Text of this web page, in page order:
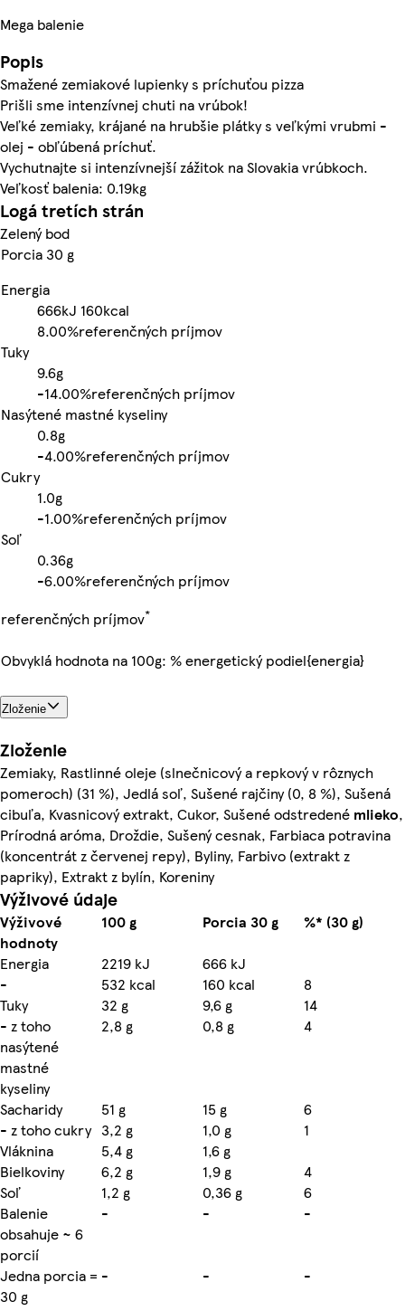
Mega balenie
Popis
Smažené zemiakové lupienky s príchuťou pizza
Prišli sme intenzívnej chuti na vrúbok!
Veľké zemiaky, krájané na hrubšie plátky s veľkými vrubmi -
olej - obľúbená príchuť.
Vychutnajte si intenzívnejší zážitok na Slovakia vrúbkoch.
Veľkosť balenia: 0.19kg
Logá tretích strán
Zelený bod
Porcia 30 g
Energia
666kJ 160kcal
8.00%referenčných príjmov
Tuky
9.6g
-14.00%referenčných príjmov
Nasýtené mastné kyseliny
0.8g
-4.00%referenčných príjmov
Cukry
1.0g
-1.00%referenčných príjmov
Soľ
0.36g
-6.00%referenčných príjmov
referenčných príjmov*
Obvyklá hodnota na 100g: % energetický podiel{energia}
Zloženie
Zloženie
Zemiaky, Rastlinné oleje (slnečnicový a repkový v rôznych
pomeroch) (31 %), Jedlá soľ, Sušené rajčiny (0, 8 %), Sušená
cibuľa, Kvasnicový extrakt, Cukor, Sušené odstredené mlieko,
Prírodná aróma, Droždie, Sušený cesnak, Farbiaca potravina
(koncentrát z červenej repy), Byliny, Farbivo (extrakt z
papriky), Extrakt z bylín, Koreniny
Výživové údaje
Výživové
hodnoty
100 g Porcia 30 g
%* (30 g)
Energia
2219 kJ
666 kJ
-
532 kcal 160 kcal
8
Tuky
32 g 9,6 g
14
- z toho
nasýtené
mastné
kyseliny
2,8 g 0,8 g 4
Sacharidy 51 g 15 g
6
- z toho cukry 3,2 g 1,0 g
1
Vláknina
5,4 g
1,6 g
Bielkoviny
6,2 g 1,9 g
4
Soľ
1,2 g 0,36 g
6
Balenie
obsahuje ~ 6
porcií
- - -
Jedna porcia =
30 g
- -
-